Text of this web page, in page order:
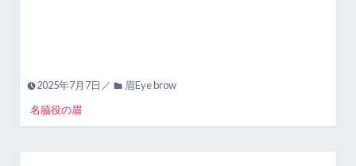
2025年7月7日／
眉Eye brow
名脇役の眉